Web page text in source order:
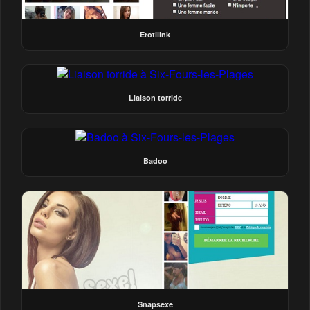
Erotilink
Liaison torride
Badoo
Snapsexe